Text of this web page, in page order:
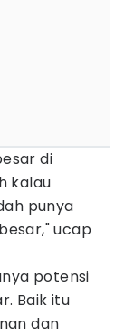
di
kalau
punya
ucap
potensi
Baik itu
dan